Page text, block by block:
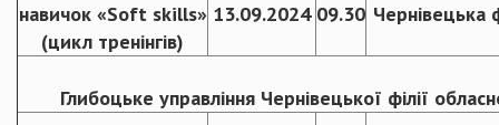
навичок «Soft skills»
(цикл тренінгів)
13.09.2024 09.30 Чернівецька
Глибоцьке управління Чернівецької філії